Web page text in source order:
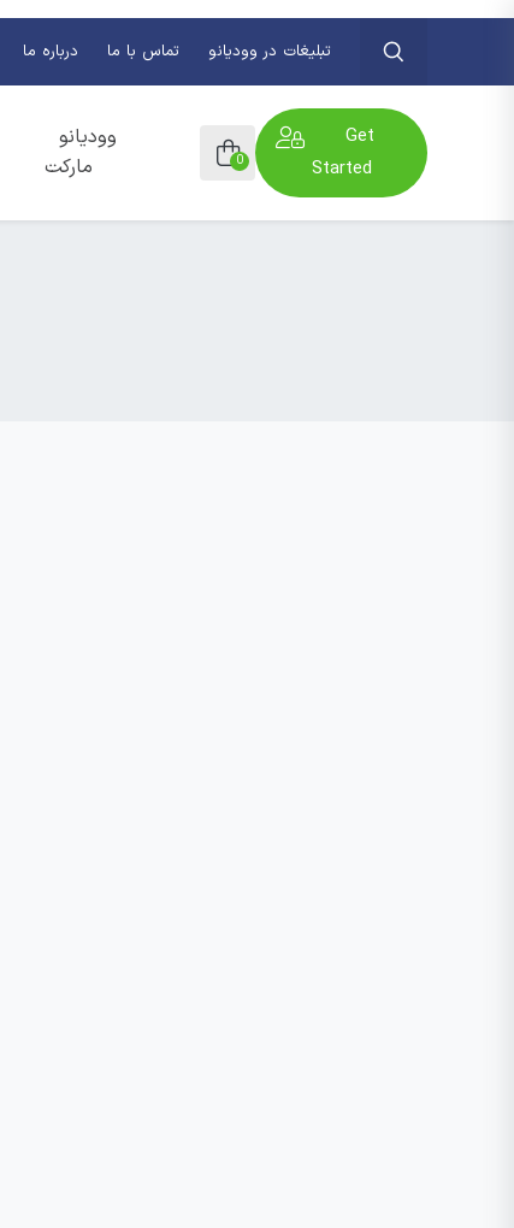
درباره ما تماس با ما تبلیغات در وودیانو
وودیانو
مارکت
0
Get
Started